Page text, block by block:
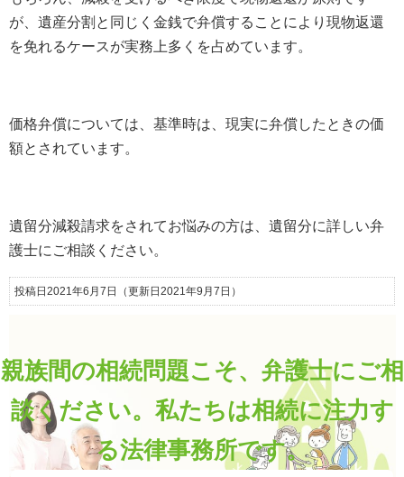
が、遺産分割と同じく金銭で弁償することにより現物返還
を免れるケースが実務上多くを占めています。
価格弁償については、基準時は、現実に弁償したときの価
額とされています。
遺留分減殺請求をされてお悩みの方は、遺留分に詳しい弁
護士にご相談ください。
投稿日2021年6月7日 （更新日2021年9月7日）
親族間の相続問題こそ、弁護士にご相
談ください。私たちは相続に注力す
る法律事務所です。